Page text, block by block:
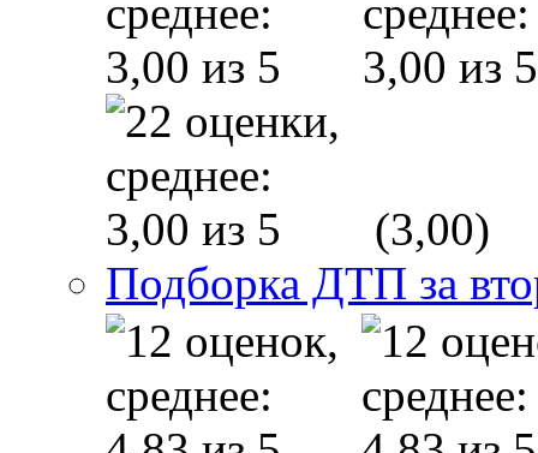
(3,00)
Подборка ДТП за